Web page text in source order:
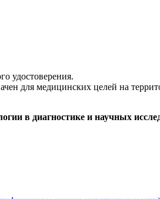
удостоверения.
для медицинских целей на
в диагностике и научных